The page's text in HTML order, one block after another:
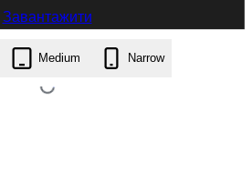
Завантажити
blakely-light.2.0.2.zip
Medium Narrow